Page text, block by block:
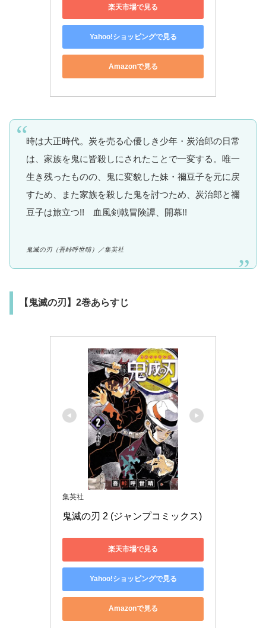
楽天市場で見る
Yahoo!ショッピングで見る
Amazonで見る
時は大正時代。炭を売る心優しき少年・炭治郎の日常
は、家族を鬼に皆殺しにされたことで一変する。唯一
生き残ったものの、鬼に変貌した妹・禰豆子を元に戻
すため、また家族を殺した鬼を討つため、炭治郎と禰
豆子は旅立つ!! 血風剣戟冒険譚、開幕!!
鬼滅の刃（吾峠呼世晴） ／集英社
【鬼滅の刃】2巻あらすじ
集英社
鬼滅の刃 2 (ジャンプコミックス)
楽天市場で見る
Yahoo!ショッピングで見る
Amazonで見る